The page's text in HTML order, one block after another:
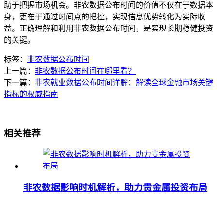
助于把握市场机会。非农数据公布时间的价值不仅在于数据本
身，更在于通过时间点的把控，实现信息优势转化为实际收
益。正确理解和利用非农数据公布时间，是实现长期稳健投资
的关键。
标签： 非农数据公布时间
上一篇： 非农数据公布时间在哪里看？
下一篇： 非农就业数据公布时间详解：解读全球金融市场关键
指标的权威指南
相关推荐
非农数据影响时机解析，助力贵金属投资布局